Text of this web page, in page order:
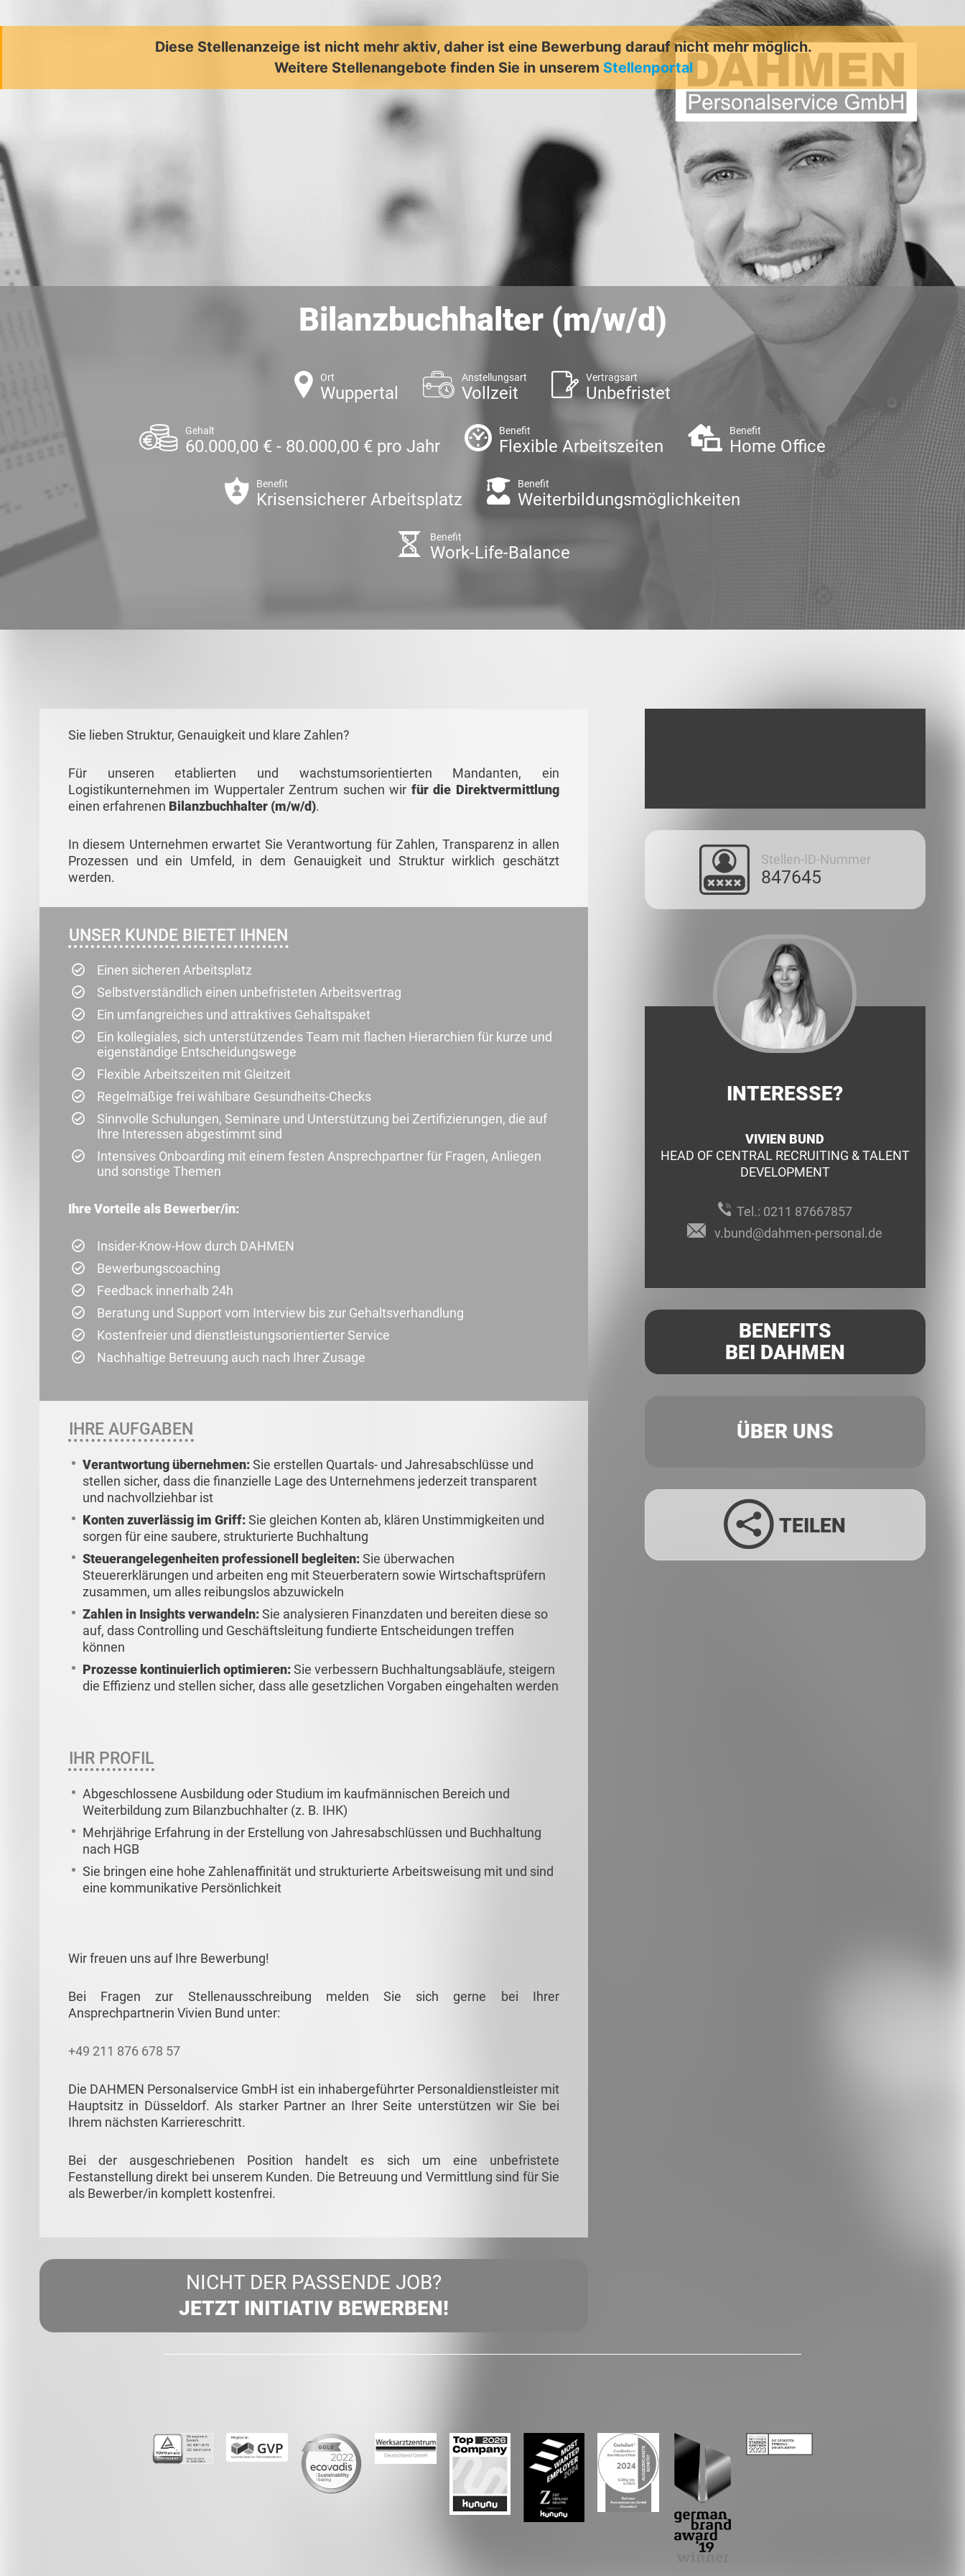
Diese Stellenanzeige ist nicht mehr aktiv, daher ist eine Bewerbung darauf nicht mehr möglich.
Weitere Stellenangebote finden Sie in unserem Stellenportal
Bilanzbuchhalter (m/w/d)
Ort
Wuppertal
Anstellungsart
Vollzeit
Vertragsart
Unbefristet
Gehalt
60.000,00 € - 80.000,00 € pro Jahr
Benefit
Flexible Arbeitszeiten
Benefit
Home Office
Benefit
Krisensicherer Arbeitsplatz
Benefit
Weiterbildungsmöglichkeiten
Benefit
Work-Life-Balance
Sie lieben Struktur, Genauigkeit und klare Zahlen?
Für unseren etablierten und wachstumsorientierten Mandanten, ein
Logistikunternehmen im Wuppertaler Zentrum suchen wir für die Direktvermittlung
einen erfahrenen Bilanzbuchhalter (m/w/d).
In diesem Unternehmen erwartet Sie Verantwortung für Zahlen, Transparenz in allen
Prozessen und ein Umfeld, in dem Genauigkeit und Struktur wirklich geschätzt
werden.
UNSER KUNDE BIETET IHNEN
Einen sicheren Arbeitsplatz
Selbstverständlich einen unbefristeten Arbeitsvertrag
Ein umfangreiches und attraktives Gehaltspaket
Ein kollegiales, sich unterstützendes Team mit flachen Hierarchien für kurze und
eigenständige Entscheidungswege
Flexible Arbeitszeiten mit Gleitzeit
Regelmäßige frei wählbare Gesundheits-Checks
Sinnvolle Schulungen, Seminare und Unterstützung bei Zertifizierungen, die auf
Ihre Interessen abgestimmt sind
Intensives Onboarding mit einem festen Ansprechpartner für Fragen, Anliegen
und sonstige Themen
Ihre Vorteile als Bewerber/in:
Insider-Know-How durch DAHMEN
Bewerbungscoaching
Feedback innerhalb 24h
Beratung und Support vom Interview bis zur Gehaltsverhandlung
Kostenfreier und dienstleistungsorientierter Service
Nachhaltige Betreuung auch nach Ihrer Zusage
IHRE AUFGABEN
Verantwortung übernehmen:Sie erstellen Quartals- und Jahresabschlüsse und
stellen sicher, dass die finanzielle Lage des Unternehmens jederzeit transparent
und nachvollziehbar ist
Konten zuverlässig im Griff:Sie gleichen Konten ab, klären Unstimmigkeiten und
sorgen für eine saubere, strukturierte Buchhaltung
Steuerangelegenheiten professionell begleiten:Sie überwachen
Steuererklärungen und arbeiten eng mit Steuerberatern sowie Wirtschaftsprüfern
zusammen, um alles reibungslos abzuwickeln
Zahlen in Insights verwandeln:Sie analysieren Finanzdaten und bereiten diese so
auf, dass Controlling und Geschäftsleitung fundierte Entscheidungen treffen
können
Prozesse kontinuierlich optimieren:Sie verbessern Buchhaltungsabläufe, steigern
die Effizienz und stellen sicher, dass alle gesetzlichen Vorgaben eingehalten werden
IHR PROFIL
Abgeschlossene Ausbildung oder Studium im kaufmännischen Bereich und
Weiterbildung zum Bilanzbuchhalter (z. B. IHK)
Mehrjährige Erfahrung in der Erstellung von Jahresabschlüssen und Buchhaltung
nach HGB
Sie bringen eine hohe Zahlenaffinität und strukturierte Arbeitsweisung mit und sind
eine kommunikative Persönlichkeit
Wir freuen uns auf Ihre Bewerbung!
Bei Fragen zur Stellenausschreibung melden Sie sich gerne bei Ihrer
Ansprechpartnerin Vivien Bund unter:
+49 211 876 678 57
Die DAHMEN Personalservice GmbH ist ein inhabergeführter Personaldienstleister mit
Hauptsitz in Düsseldorf. Als starker Partner an Ihrer Seite unterstützen wir Sie bei
Ihrem nächsten Karriereschritt.
Bei der ausgeschriebenen Position handelt es sich um eine unbefristete
Festanstellung direkt bei unserem Kunden. Die Betreuung und Vermittlung sind für Sie
als Bewerber/in komplett kostenfrei.
NICHT DER PASSENDE JOB?
JETZT INITIATIV BEWERBEN!
Stellen-ID-Nummer
847645
INTERESSE?
VIVIEN BUND
HEAD OF CENTRAL RECRUITING & TALENT
DEVELOPMENT
Tel.: 0211 87667857
v.bund@dahmen-personal.de
BENEFITS
BEI DAHMEN
ÜBER UNS
TEILEN